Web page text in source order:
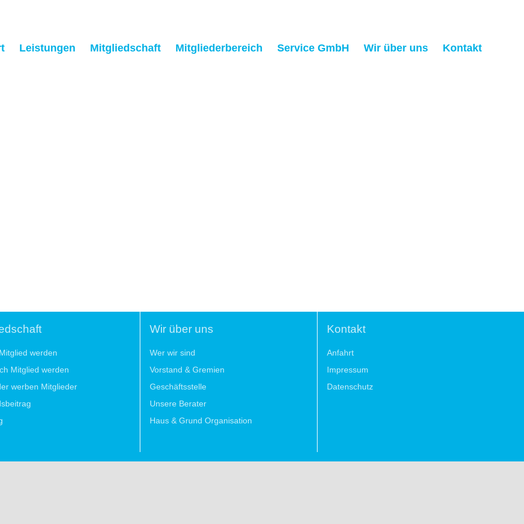
Leistungen Mitgliedschaft Mitgliederbereich Service GmbH Wir über uns Kontakt
werden
Mitglied werden
werben Mitglieder
Wir über uns
Wer wir sind
Vorstand & Gremien
Geschäftsstelle
Unsere Berater
Haus & Grund Organisation
Kontakt
Anfahrt
Impressum
Datenschutz